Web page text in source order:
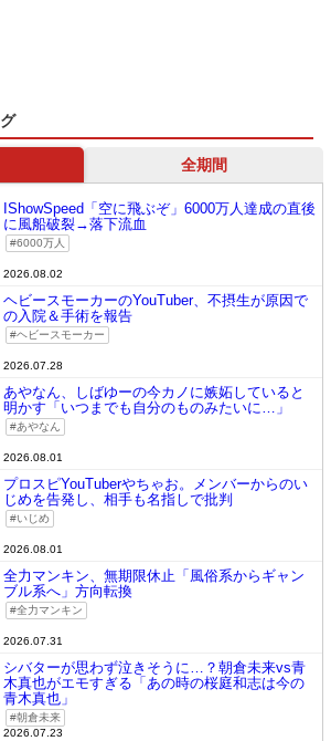
全期間
IShowSpeed「空に飛ぶぞ」6000万人達成の直後
に風船破裂→落下流血
6000万人
2026.08.02
ヘビースモーカーのYouTuber、不摂生が原因で
の入院＆手術を報告
ヘビースモーカー
2026.07.28
あやなん、しばゆーの今カノに嫉妬していると
明かす「いつまでも自分のものみたいに…」
あやなん
2026.08.01
プロスピYouTuberやちゃお。メンバーからのい
じめを告発し、相手も名指しで批判
いじめ
2026.08.01
全力マンキン、無期限休止「風俗系からギャン
ブル系へ」方向転換
全力マンキン
2026.07.31
シバターが思わず泣きそうに…？朝倉未来vs青
木真也がエモすぎる「あの時の桜庭和志は今の
青木真也」
朝倉未来
2026.07.23